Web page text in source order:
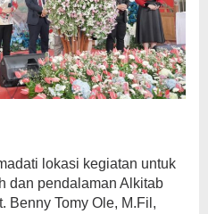
lokasi kegiatan untuk
dan pendalaman Alkitab
Benny Tomy Ole, M.Fil,